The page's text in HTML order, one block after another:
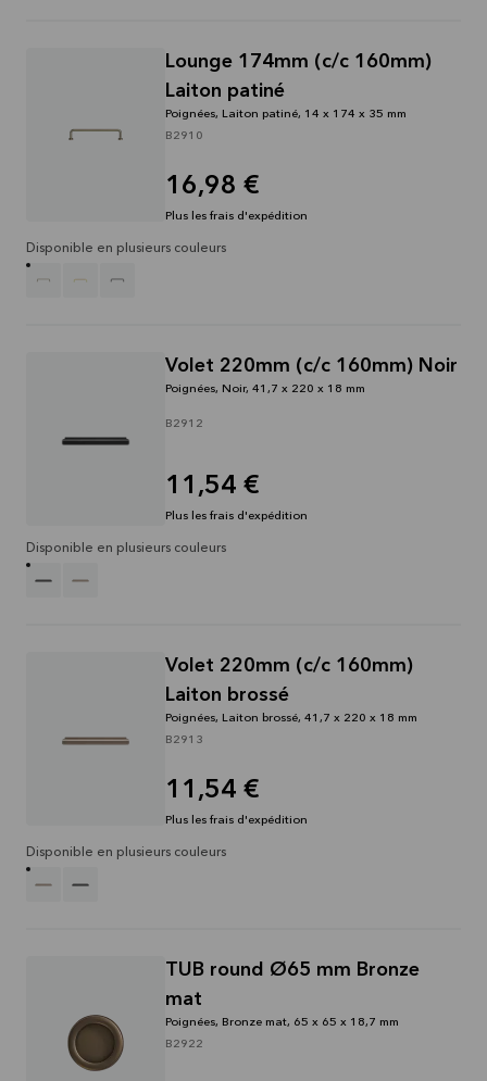
Lounge 174mm (c/c 160mm)
Laiton patiné
Poignées, Laiton patiné, 14 x 174 x 35 mm
B2910
16,98 €
Plus les frais d'expédition
Disponible en plusieurs couleurs
Volet 220mm (c/c 160mm) Noir
Poignées, Noir, 41,7 x 220 x 18 mm
B2912
11,54 €
Plus les frais d'expédition
Disponible en plusieurs couleurs
Volet 220mm (c/c 160mm)
Laiton brossé
Poignées, Laiton brossé, 41,7 x 220 x 18 mm
B2913
11,54 €
Plus les frais d'expédition
Disponible en plusieurs couleurs
TUB round Ø65 mm Bronze
mat
Poignées, Bronze mat, 65 x 65 x 18,7 mm
B2922